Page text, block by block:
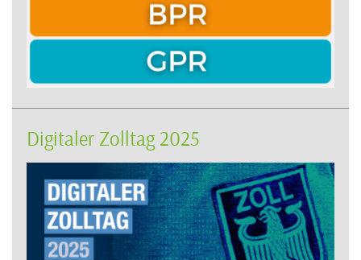
Digitaler Zolltag 2025